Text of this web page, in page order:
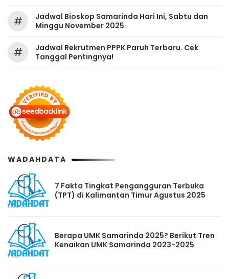
#
Jadwal Bioskop Samarinda Hari Ini, Sabtu dan
Minggu November 2025
#
Jadwal Rekrutmen PPPK Paruh Terbaru. Cek
Tanggal Pentingnya!
WADAHDATA
7 Fakta Tingkat Pengangguran Terbuka
(TPT) di Kalimantan Timur Agustus 2025
Berapa UMK Samarinda 2025? Berikut Tren
Kenaikan UMK Samarinda 2023-2025